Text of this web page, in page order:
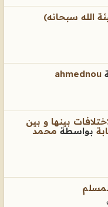
الله سبحانه)
ahmednou
بينها و بين
بواسطة محمد